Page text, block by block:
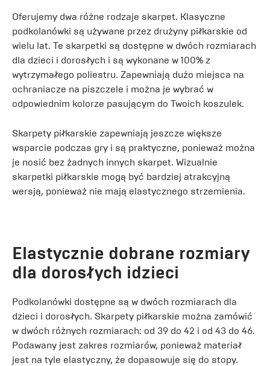
Oferujemy dwa różne rodzaje skarpet. Klasyczne
podkolanówki są używane przez drużyny piłkarskie od
wielu lat. Te skarpetki są dostępne w dwóch rozmiarach
dla dzieci i dorosłych i są wykonane w 100% z
wytrzymałego poliestru. Zapewniają dużo miejsca na
ochraniacze na piszczele i można je wybrać w
odpowiednim kolorze pasującym do Twoich koszulek.
Skarpety piłkarskie zapewniają jeszcze większe
wsparcie podczas gry i są praktyczne, ponieważ można
je nosić bez żadnych innych skarpet. Wizualnie
skarpetki piłkarskie mogą być bardziej atrakcyjną
wersją, ponieważ nie mają elastycznego strzemienia.
Elastycznie dobrane rozmiary
dla dorosłych idzieci
Podkolanówki dostępne są w dwóch rozmiarach dla
dzieci i dorosłych. Skarpety piłkarskie można zamówić
w dwóch różnych rozmiarach: od 39 do 42 i od 43 do 46.
Podawany jest zakres rozmiarów, ponieważ materiał
jest na tyle elastyczny, że dopasowuje się do stopy.